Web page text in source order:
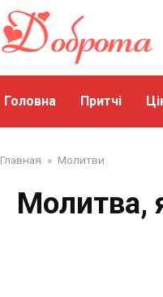
Головна Притчі
Главная » Молитви
Молитва,